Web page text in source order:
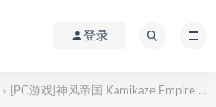
登录
> [PC游戏]神风帝国 Kamikaze Empire 官方中文Build.23624171 单机下载